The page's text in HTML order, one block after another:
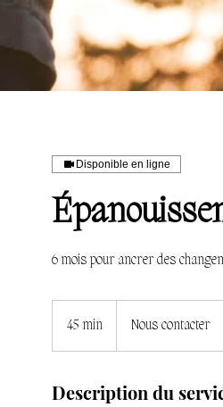
Disponible en ligne
6 mois pour ancrer des
45 min
5
i
Nous contacter
Description du